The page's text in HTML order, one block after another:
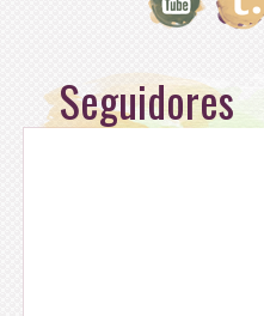
Seguidores